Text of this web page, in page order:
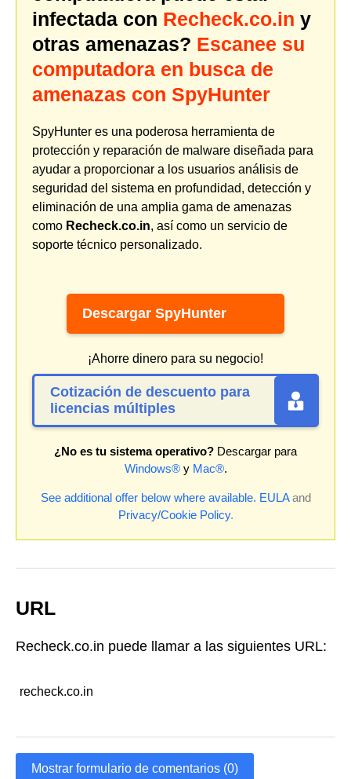
infectada con Recheck.co.in y
otras amenazas? Escanee su
computadora en busca de
amenazas con SpyHunter
SpyHunter es una poderosa herramienta de
protección y reparación de malware diseñada para
ayudar a proporcionar a los usuarios análisis de
seguridad del sistema en profundidad, detección y
eliminación de una amplia gama de amenazas
como Recheck.co.in, así como un servicio de
soporte técnico personalizado.
Descargar SpyHunter
¡Ahorre dinero para su negocio!
Cotización de descuento para
licencias múltiples
¿No es tu sistema operativo? Descargar para
Windows®y Mac®.
See additional offer below where available. EULAand
Privacy/Cookie Policy.
URL
Recheck.co.in puede llamar a las siguientes URL:
recheck.co.in
Mostrar formulario de comentarios (0)